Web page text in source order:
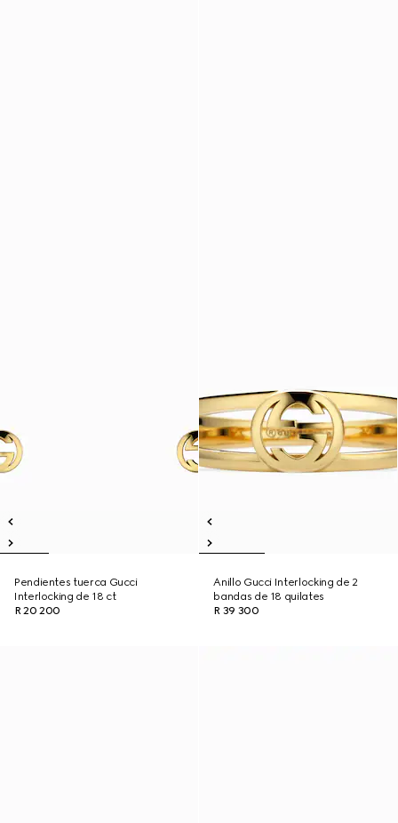
Pendientes tuerca Gucci
Interlocking de 18 ct
R 20 200
Anillo Gucci Interlocking de 2
bandas de 18 quilates
R 39 300